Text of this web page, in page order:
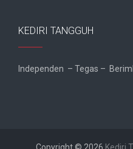
KEDIRI TANGGUH
Independen – Tegas –